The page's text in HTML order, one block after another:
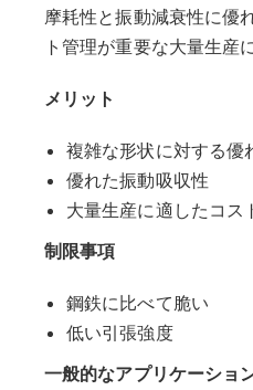
摩耗性と振動減衰性に優
ト管理が重要な大量生産
メリット
複雑な形状に対する優
優れた振動吸収性
大量生産に適したコス
制限事項
鋼鉄に比べて脆い
低い引張強度
一般的なアプリケーショ